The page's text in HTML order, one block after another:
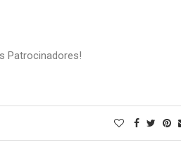
Patrocinadores!